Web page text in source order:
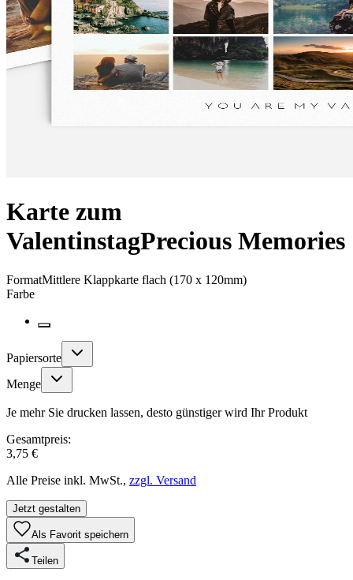
Karte zum
ValentinstagPrecious Memories
FormatMittlere Klappkarte flach (170 x 120mm)
Farbe
Papiersorte
Menge
Je mehr Sie drucken lassen, desto günstiger wird Ihr Produkt
Gesamtpreis:
3,75 €
Alle Preise inkl. MwSt., zzgl. Versand
Jetzt gestalten
Als Favorit speichern
Teilen